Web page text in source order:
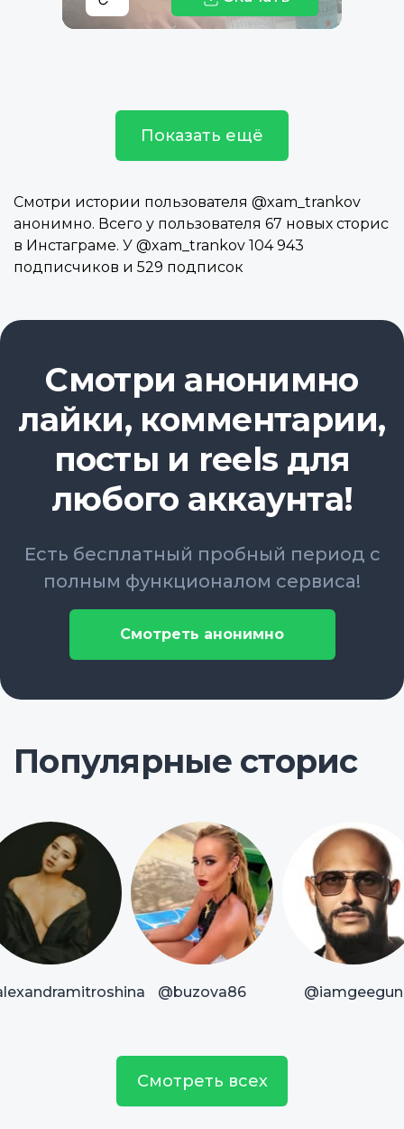
Показать ещё
Смотри истории пользователя @xam_trankov
анонимно. Всего у пользователя 67 новых сторис
в Инстаграме. У @xam_trankov 104 943
подписчиков и 529 подписок
Смотри анонимно
лайки, комментарии,
посты и reels для
любого аккаунта!
Есть бесплатный пробный период с
полным функционалом сервиса!
Смотреть анонимно
Популярные сторис
@buzova86 @iamgeegun
Смотреть всех